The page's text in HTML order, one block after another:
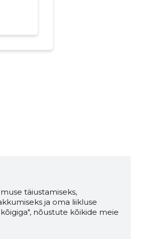
täiustamiseks,
ja oma liikluse
nõustute kõikide meie